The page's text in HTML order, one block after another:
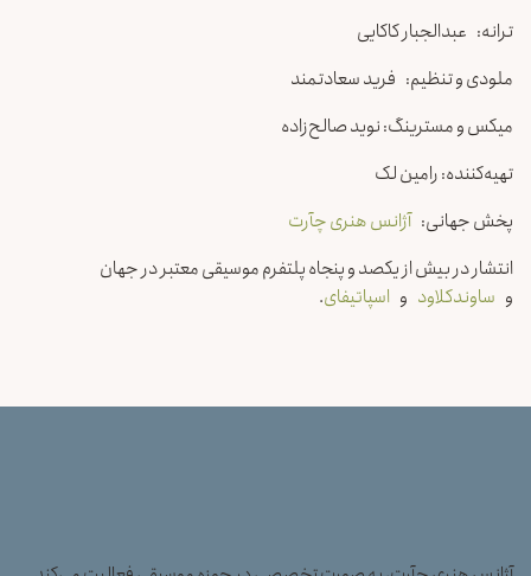
ترانه: عبدالجبار کاکایی
ملودی و تنظیم: فرید سعادتمند
میکس و مسترینگ: نوید صالح‌زاده
تهیه‌کننده: رامین لک
پخش جهانی:آژانس هنری چآرت
انتشار در بیش از یکصد و پنجاه پلتفرم موسیقی معتبر در جهان
و ساوندکلاود و اسپاتیفای.